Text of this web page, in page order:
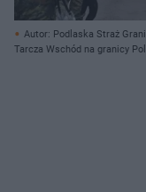
Autor: Podlaska Straż
Tarcza Wschód na granicy